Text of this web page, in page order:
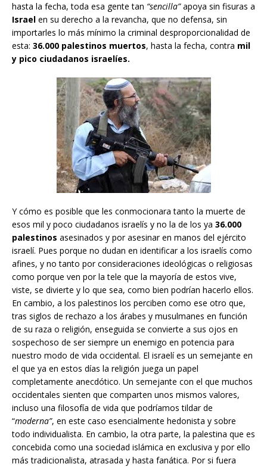
hasta la fecha, toda esa gente tan “sencilla”apoya sin fisuras a
Israel en su derecho a la revancha, que no defensa, sin
importarles lo más mínimo la criminal desproporcionalidad de
esta: 36.000 palestinos muertos, hasta la fecha, contra mil
y pico ciudadanos israelíes.
Y cómo es posible que les conmocionara tanto la muerte de
esos mil y poco ciudadanos israelís y no la de los ya 36.000
palestinos asesinados y por asesinar en manos del ejército
israelí. Pues porque no dudan en identificar a los israelís como
afines, y no tanto por consideraciones ideológicas o religiosas
como porque ven por la tele que la mayoría de estos vive,
viste, se divierte y lo que sea, como bien podrían hacerlo ellos.
En cambio, a los palestinos los perciben como ese otro que,
tras siglos de rechazo a los árabes y musulmanes en función
de su raza o religión, enseguida se convierte a sus ojos en
sospechoso de ser siempre un enemigo en potencia para
nuestro modo de vida occidental. El israelí es un semejante en
el que ya en estos días la religión juega un papel
completamente anecdótico. Un semejante con el que muchos
occidentales sienten que comparten unos mismos valores,
incluso una filosofía de vida que podríamos tildar de
“moderna”, en este caso esencialmente hedonista y sobre
todo individualista. En cambio, la otra parte, la palestina que es
concebida como una sociedad islámica en exclusiva y por ello
más tradicionalista, atrasada y hasta fanática. Por si fuera